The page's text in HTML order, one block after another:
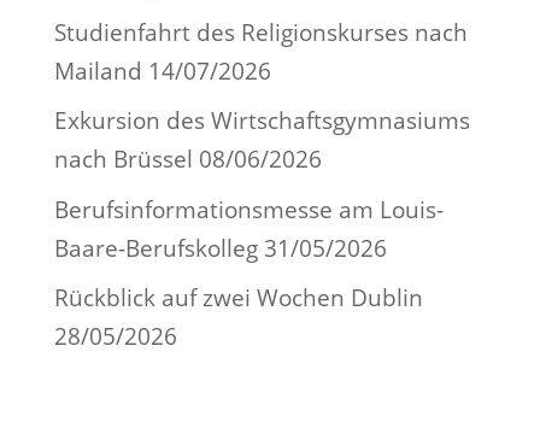
Studienfahrt des Religionskurses nach
Mailand 14/07/2026
Exkursion des Wirtschaftsgymnasiums
nach Brüssel 08/06/2026
Berufsinformationsmesse am Louis-
Baare-Berufskolleg 31/05/2026
Rückblick auf zwei Wochen Dublin
28/05/2026